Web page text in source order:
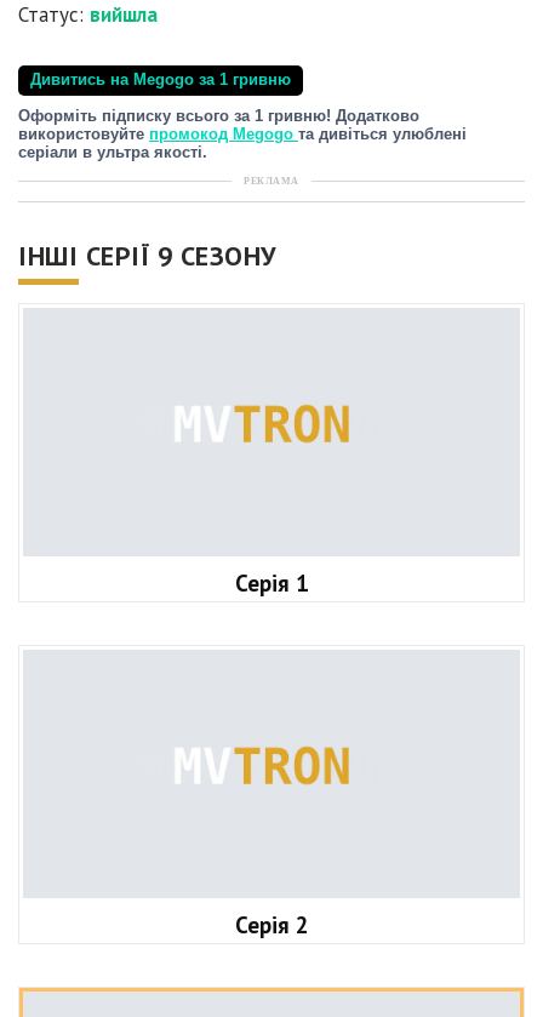
Статус: вийшла
Дивитись на Megogo за 1 гривню
Оформіть підписку всього за 1 гривню! Додатково
використовуйте промокод Megogo та дивіться улюблені
серіали в ультра якості.
РЕКЛАМА
ІНШІ СЕРІЇ 9 СЕЗОНУ
Серія 1
Серія 2